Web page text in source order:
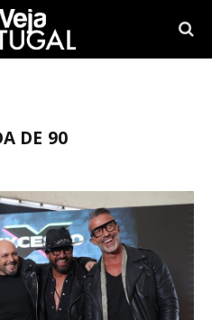
DE 90